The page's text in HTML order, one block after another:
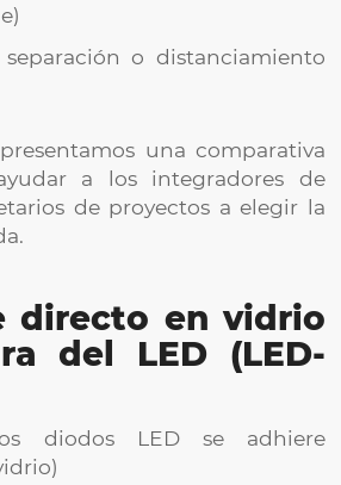
o distanciamiento
una comparativa
a los integradores de
de proyectos a elegir la
directo en vidrio
del LED (LED-
diodos LED se adhiere